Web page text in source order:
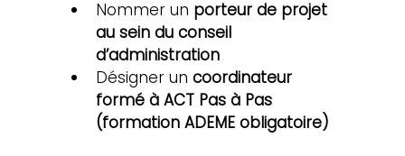
Nommer un porteur de projet
au sein du conseil
d’administration
Désigner un coordinateur
formé à ACT Pas à Pas
(formation ADEME obligatoire)